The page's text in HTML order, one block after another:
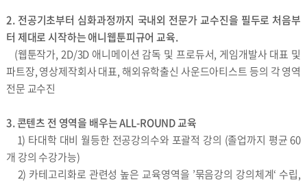
2. 전공기초부터 심화과정까지 국내외 전문가 교수진을 필두로 처음부
터 제대로 시작하는 애니웹툰피규어 교육.
(웹툰작가, 2D/3D 애니메이션 감독 및 프로듀서, 게임개발사 대표 및
파트장, 영상제작회사 대표, 해외유학출신 사운드아티스트 등의 각 영역
전문 교수진
3. 콘텐츠 전 영역을 배우는 ALL-ROUND 교육
1) 타대학 대비 월등한 전공강의수와 포괄적 강의 (졸업까지 평균 60
개 강의 수강가능)
2) 카테고리화로 관련성 높은 교육영역을 ’묶음강의 강의체계‘ 수립,